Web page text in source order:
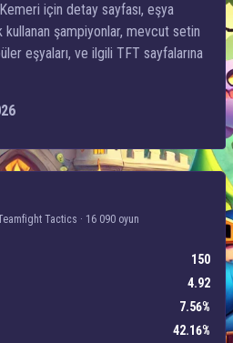
için detay sayfası, eşya
şampiyonlar, mevcut setin
eşyaları, ve ilgili TFT sayfalarına
Tactics · 16 090 oyun
150
4.92
7.56%
42.16%